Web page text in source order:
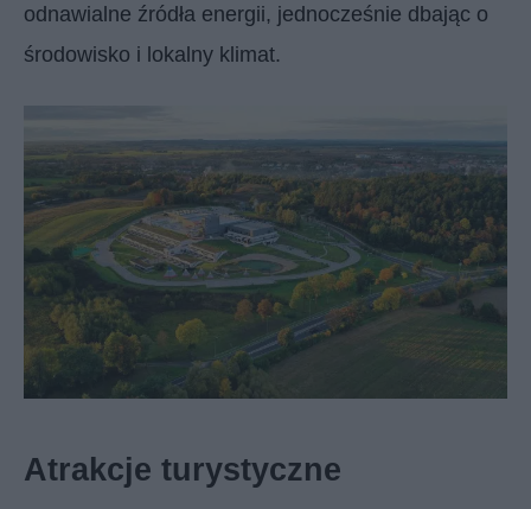
odnawialne źródła energii, jednocześnie dbając o
środowisko i lokalny klimat.
Atrakcje turystyczne